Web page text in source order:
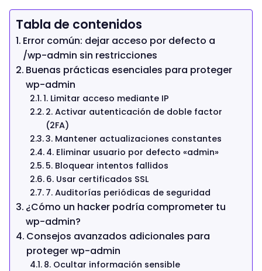
Tabla de contenidos
Error común: dejar acceso por defecto a
/wp-admin sin restricciones
Buenas prácticas esenciales para proteger
wp-admin
1. Limitar acceso mediante IP
2. Activar autenticación de doble factor
(2FA)
3. Mantener actualizaciones constantes
4. Eliminar usuario por defecto «admin»
5. Bloquear intentos fallidos
6. Usar certificados SSL
7. Auditorías periódicas de seguridad
¿Cómo un hacker podría comprometer tu
wp-admin?
Consejos avanzados adicionales para
proteger wp-admin
8. Ocultar información sensible